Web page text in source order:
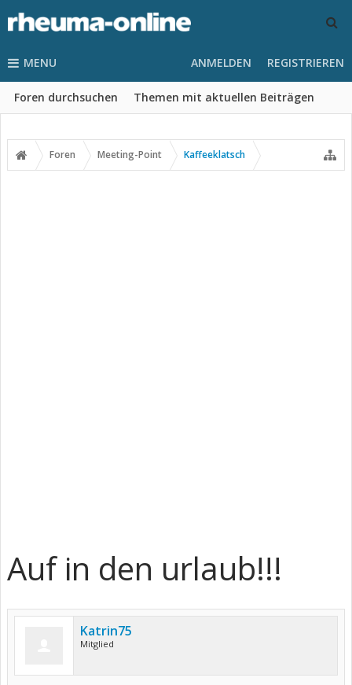
MENU
Foren durchsuchen Themen mit aktuellen Beiträgen
ANMELDEN REGISTRIEREN
Foren Meeting-Point Kaffeeklatsch
Auf in den urlaub!!!
Katrin75
Mitglied